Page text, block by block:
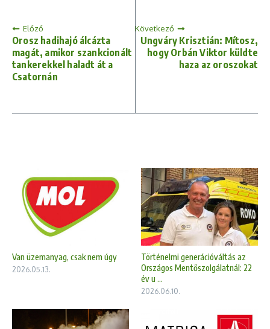
Előző
Orosz hadihajó álcázta
magát, amikor szankcionált
tankerekkel haladt át a
Csatornán
Következő
Ungváry Krisztián: Mítosz,
hogy Orbán Viktor küldte
haza az oroszokat
Van üzemanyag, csak nem úgy
2026.05.13.
Történelmi generációváltás az
Országos Mentőszolgálatnál: 22
év u ...
2026.06.10.